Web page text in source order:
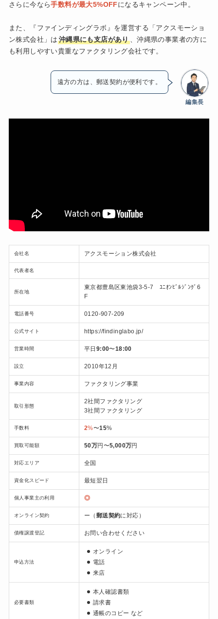
さらに今なら手数料が最大5%OFFになるキャンペーン中。
また、『ファインディングラボ』を運営する「アクスモーショ
ン株式会社」は 沖縄県にも支店があり、沖縄県の事業者の方に
も利用しやすい貴重なファクタリング会社です。
編集長
遠方の方は、郵送契約が便利です。
会社名 アクスモーション株式会社
代表者名
所在地
東京都豊島区東池袋3-5-7 ﾕﾆｵﾝﾋﾞﾙｼﾞﾝｸﾞ6
F
電話番号 0120-907-209
公式サイト https://findinglabo.jp/
営業時間 平日 9:00〜18:00
設立 2010年12月
事業内容 ファクタリング事業
取引形態
2社間ファクタリング
3社間ファクタリング
手数料 2%〜15%
買取可能額 50万円〜5,000万円
対応エリア 全国
資金化スピード 最短翌日
個人事業主の利用 ◎
オンライン契約 ー（ 郵送契約に対応）
債権譲渡登記 お問い合わせください
申込方法
オンライン
電話
来店
必要書類
本人確認書類
請求書
通帳のコピー など